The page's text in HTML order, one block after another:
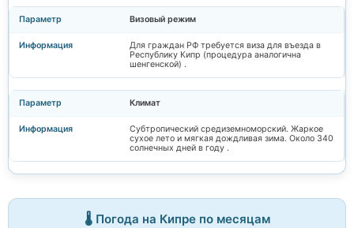
Визовый режим
Для граждан РФ требуется виза для въезда в
Республику Кипр (процедура аналогична
шенгенской) .
Климат
Субтропический средиземноморский. Жаркое
сухое лето и мягкая дождливая зима. Около 340
солнечных дней в году .
🌡️ Погода на Кипре по месяцам